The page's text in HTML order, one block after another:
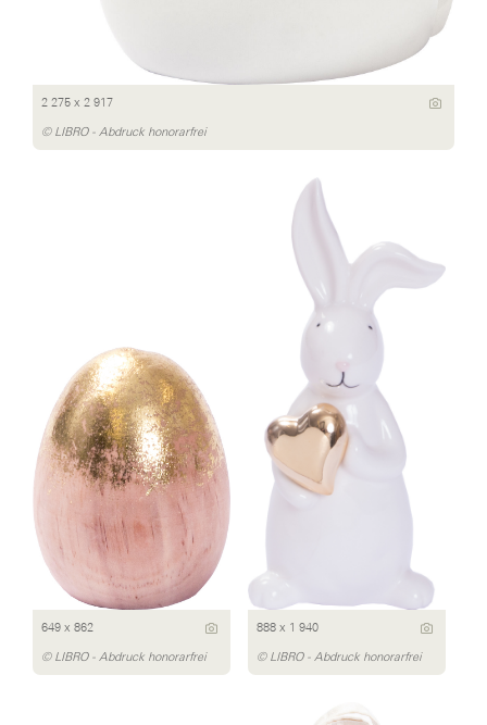
2 275 x 2 917
© LIBRO - Abdruck honorarfrei
649 x 862
© LIBRO - Abdruck honorarfrei
888 x 1 940
© LIBRO - Abdruck honorarfrei